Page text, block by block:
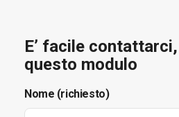
E’ facile
questo modulo
Nome (richiesto)